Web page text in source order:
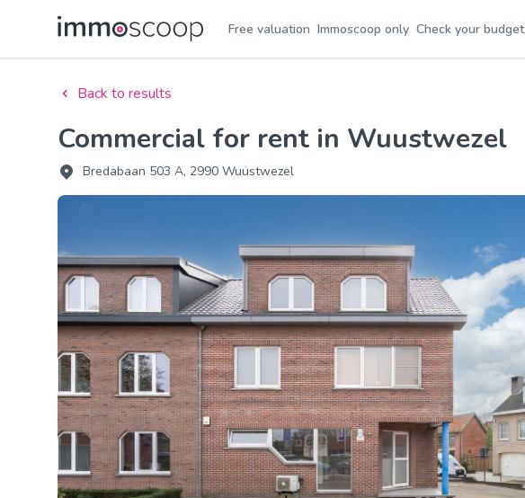
Free valuation Immoscoop only Check your budget
Back to results
Commercial for rent in Wuustwezel
Bredabaan 503 A, 2990 Wuustwezel